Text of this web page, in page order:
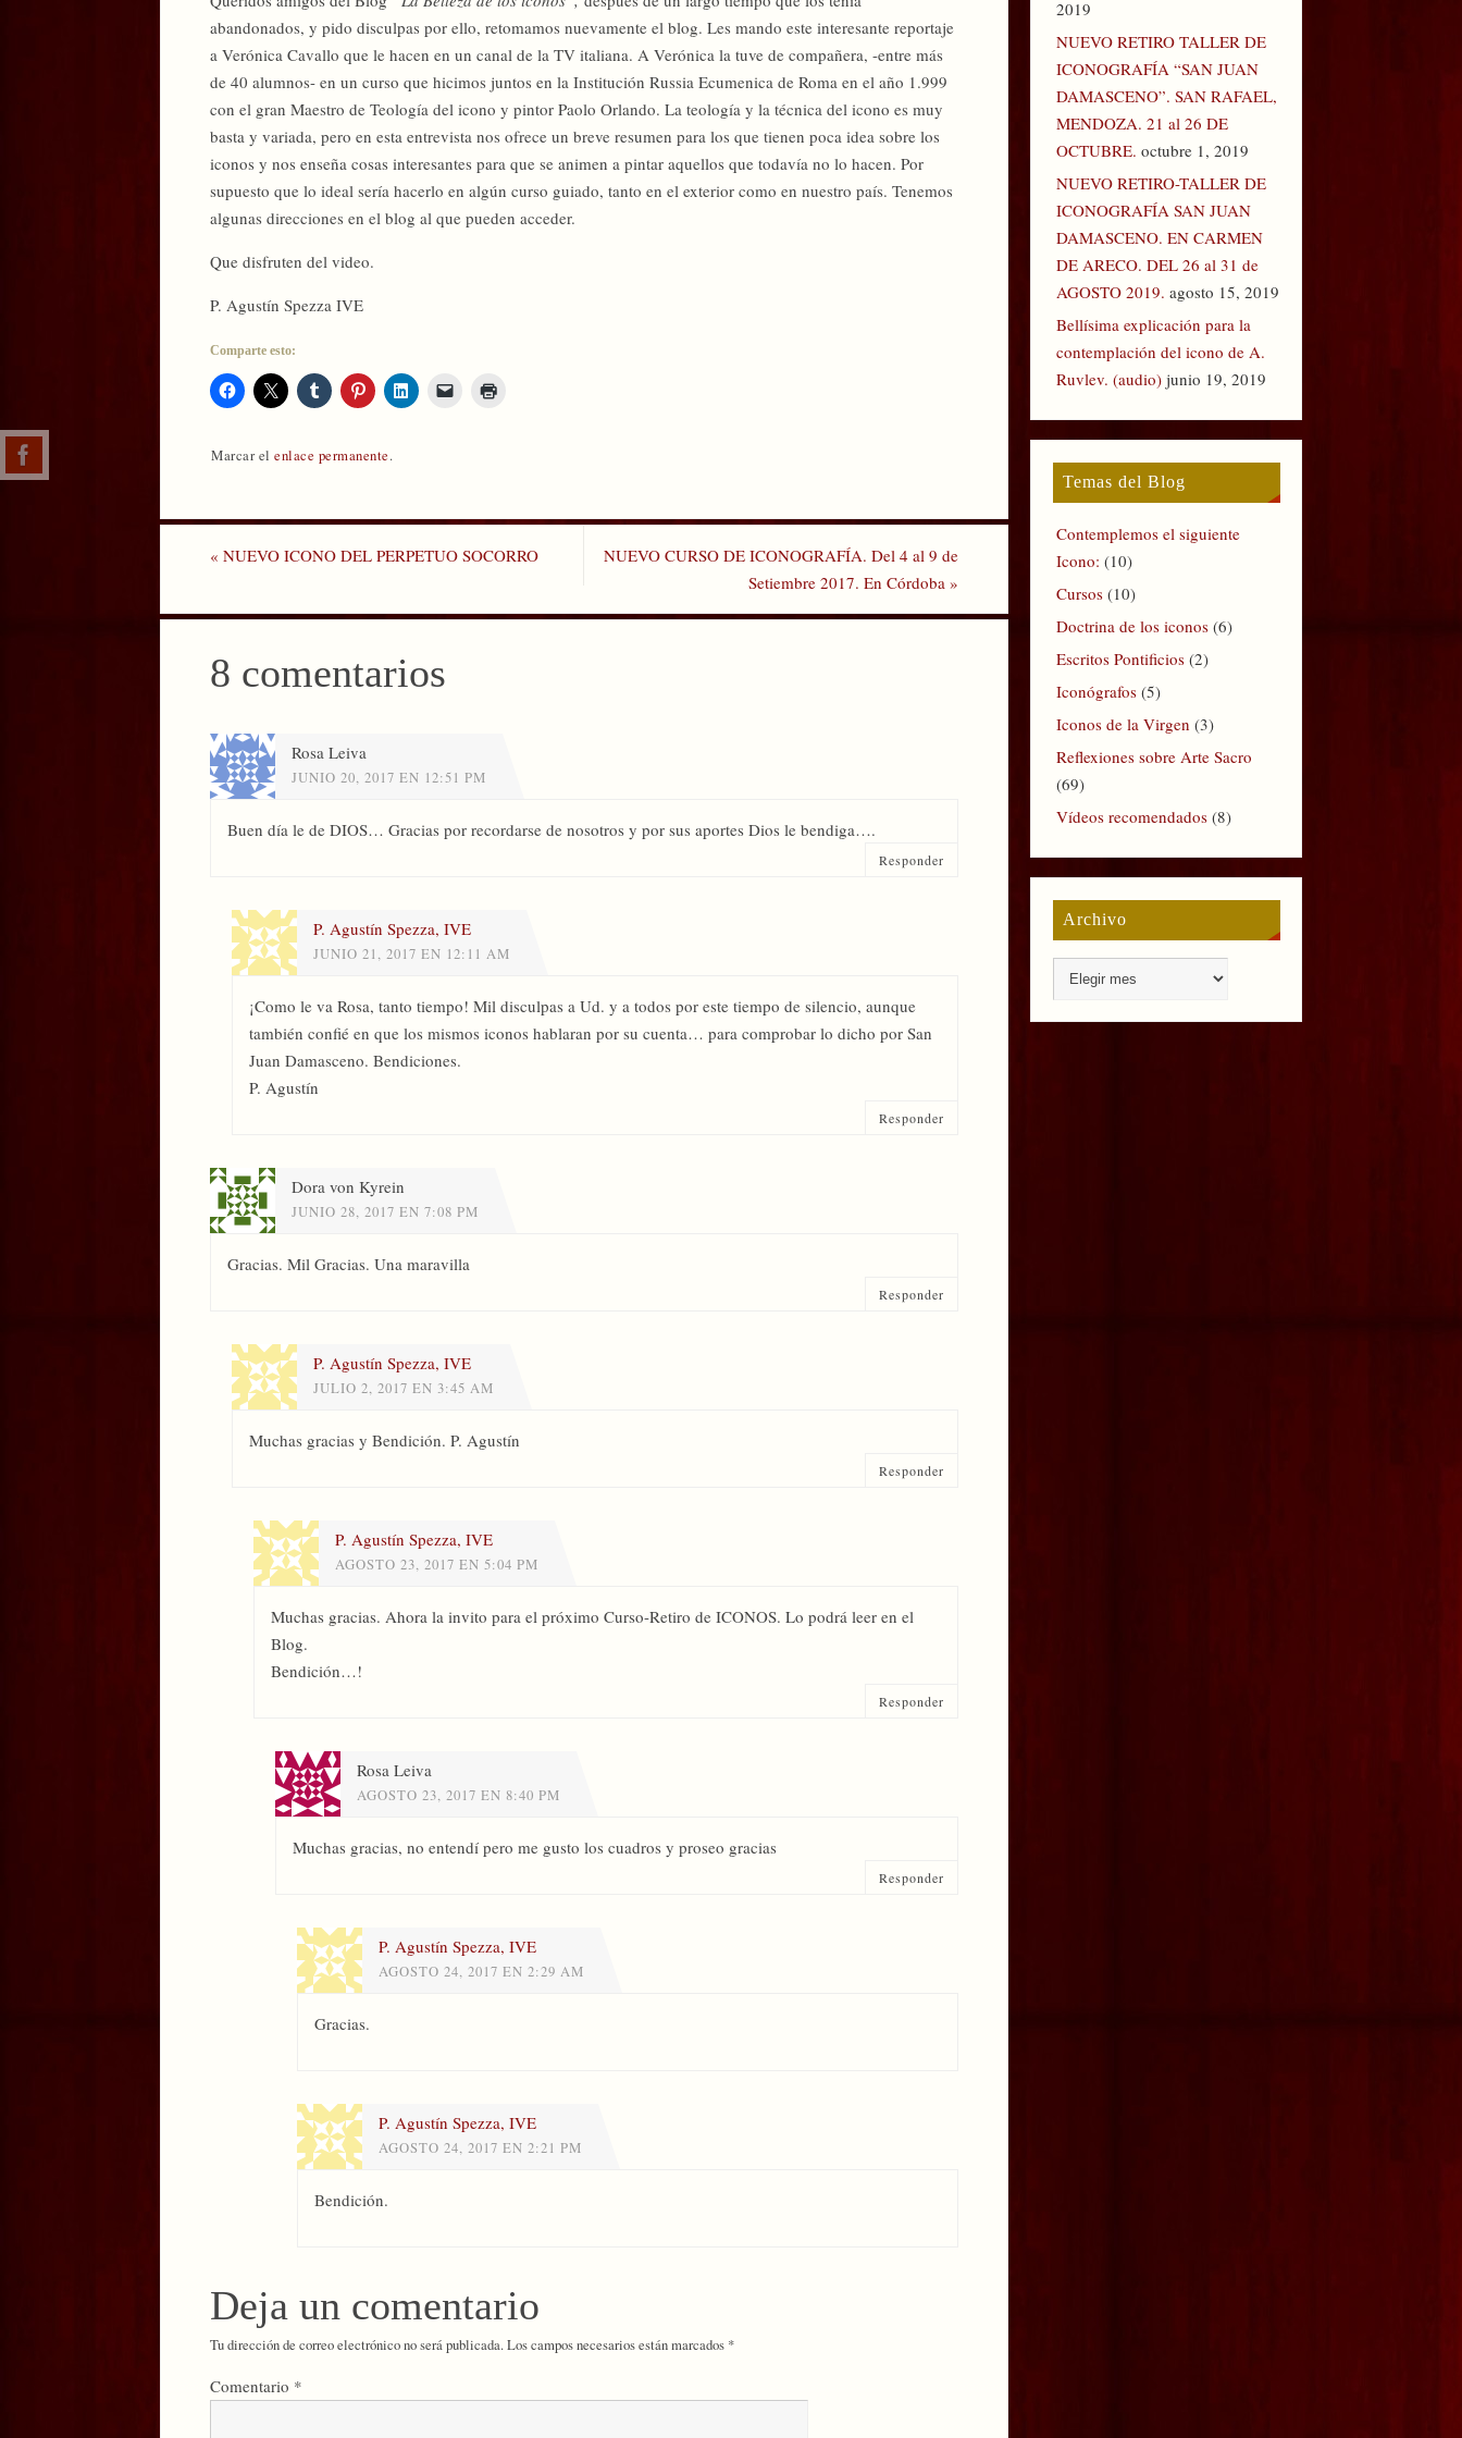
abandonados, y pido disculpas por ello, retomamos nuevamente el blog. Les mando este interesante reportaje
a Verónica Cavallo que le hacen en un canal de la TV italiana. A Verónica la tuve de compañera, -entre más
de 40 alumnos- en un curso que hicimos juntos en la Institución Russia Ecumenica de Roma en el año 1.999
con el gran Maestro de Teología del icono y pintor Paolo Orlando. La teología y la técnica del icono es muy
basta y variada, pero en esta entrevista nos ofrece un breve resumen para los que tienen poca idea sobre los
iconos y nos enseña cosas interesantes para que se animen a pintar aquellos que todavía no lo hacen. Por
supuesto que lo ideal sería hacerlo en algún curso guiado, tanto en el exterior como en nuestro país. Tenemos
algunas direcciones en el blog al que pueden acceder.
Que disfruten del video.
P. Agustín Spezza IVE
Comparte esto:
Marcar el enlace permanente.
« NUEVO ICONO DEL PERPETUO SOCORRO
NUEVO CURSO DE ICONOGRAFÍA. Del 4 al 9 de
Setiembre 2017. En Córdoba »
8 comentarios
Rosa Leiva
JUNIO 20, 2017 EN 12:51 PM
Buen día le de DIOS… Gracias por recordarse de nosotros y por sus aportes Dios le bendiga….
Responder
P. Agustín Spezza, IVE
JUNIO 21, 2017 EN 12:11 AM
¡Como le va Rosa, tanto tiempo! Mil disculpas a Ud. y a todos por este tiempo de silencio, aunque
también confié en que los mismos iconos hablaran por su cuenta… para comprobar lo dicho por San
Juan Damasceno. Bendiciones.
P. Agustín
Responder
Dora von Kyrein
JUNIO 28, 2017 EN 7:08 PM
Gracias. Mil Gracias. Una maravilla
Responder
P. Agustín Spezza, IVE
JULIO 2, 2017 EN 3:45 AM
Muchas gracias y Bendición. P. Agustín
Responder
P. Agustín Spezza, IVE
AGOSTO 23, 2017 EN 5:04 PM
Muchas gracias. Ahora la invito para el próximo Curso-Retiro de ICONOS. Lo podrá leer en el
Blog.
Bendición…!
Responder
Rosa Leiva
AGOSTO 23, 2017 EN 8:40 PM
Muchas gracias, no entendí pero me gusto los cuadros y proseo gracias
Responder
P. Agustín Spezza, IVE
AGOSTO 24, 2017 EN 2:29 AM
Gracias.
P. Agustín Spezza, IVE
AGOSTO 24, 2017 EN 2:21 PM
Bendición.
Deja un comentario
Tu dirección de correo electrónico no será publicada.Los campos necesarios están marcados *
Comentario *
2019
NUEVO RETIRO TALLER DE
ICONOGRAFÍA “SAN JUAN
DAMASCENO”. SAN RAFAEL,
MENDOZA. 21 al 26 DE
OCTUBRE. octubre 1, 2019
NUEVO RETIRO-TALLER DE
ICONOGRAFÍA SAN JUAN
DAMASCENO. EN CARMEN
DE ARECO. DEL 26 al 31 de
AGOSTO 2019. agosto 15, 2019
Bellísima explicación para la
contemplación del icono de A.
Ruvlev. (audio) junio 19, 2019
Temas del Blog
Contemplemos el siguiente
Icono: (10)
Cursos(10)
Doctrina de los iconos(6)
Escritos Pontificios(2)
Iconógrafos(5)
Iconos de la Virgen (3)
Reflexiones sobre Arte Sacro
(69)
Vídeos recomendados(8)
Archivo